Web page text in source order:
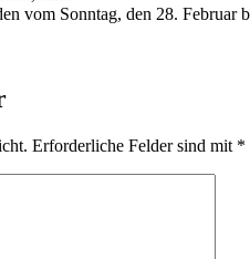
vom Sonntag, den 28. Februar
Erforderliche Felder sind mit *